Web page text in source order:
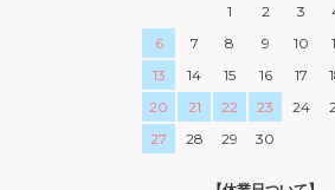
1
2 3
6
7 8 9 10
13
14 15 16 17
20
21 22 23 24
27
28 29 30